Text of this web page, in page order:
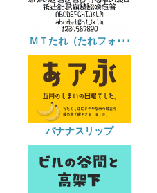
ＭＴたれ（たれフォ･･･
バナナスリップ